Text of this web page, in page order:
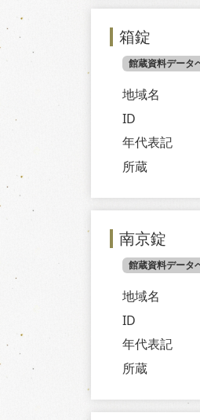
箱錠
館蔵資料データ
地域名
ID
年代表記
所蔵
南京錠
館蔵資料データ
地域名
ID
年代表記
所蔵